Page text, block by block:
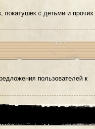
покатушек с детьми и прочих
пользователей к